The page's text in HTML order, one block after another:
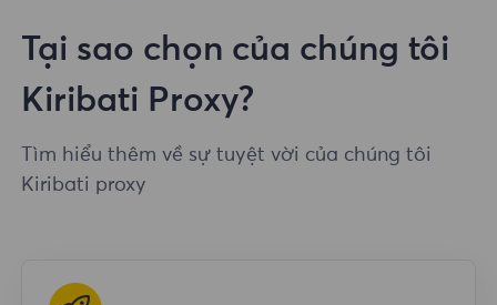
Tại sao chọn của chúng tôi
Kiribati Proxy?
Tìm hiểu thêm về sự tuyệt vời của chúng tôi
Kiribati proxy